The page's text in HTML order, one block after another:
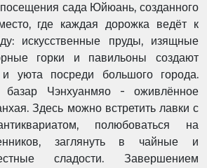
сада Юйюань, созданного
где каждаядорожка ведёт к
искусственные пруды, изящные
горки и павильоны создают
уюта посреди большого города.
базар Чэнхуанмяо - оживлённое
Здесь можно встретить лавки с
полюбоваться на
заглянуть в чайные и
сладости. Завершением